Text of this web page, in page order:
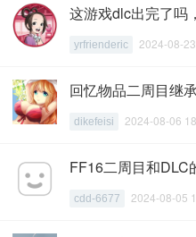
这游戏dlc出完了吗
yrfrienderic 2024-08-
回忆物品二周目继
dikefeisi 2024-08-06
FF16二周目和DLC
cdd-6677 2024-08-05